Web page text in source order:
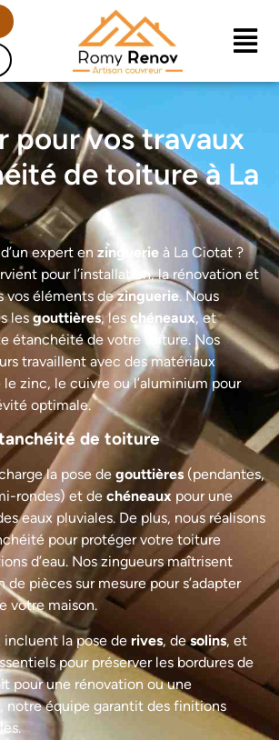
pour vos travaux
de toiture à La
expert enzinguerie à La Ciotat ?
pour l’installation, la rénovation et
vos éléments dezinguerie. Nous
lesgouttières, les chéneaux, et
étanchéité de votre toiture. Nos
travaillent avec des matériaux
zinc, le cuivre ou l’aluminium pour
optimale.
de toiture
la pose de gouttières (pendantes,
rondes) et de chéneaux pour une
eaux pluviales. De plus, nous réalisons
pour protéger votre toiture
d’eau. Nos zingueurs maîtrisent
de pièces sur mesure pour s’adapter
votre maison.
incluent la pose de rives, desolins, et
pour préserver les bordures de
pour une rénovation ou une
notre équipe garantit des finitions